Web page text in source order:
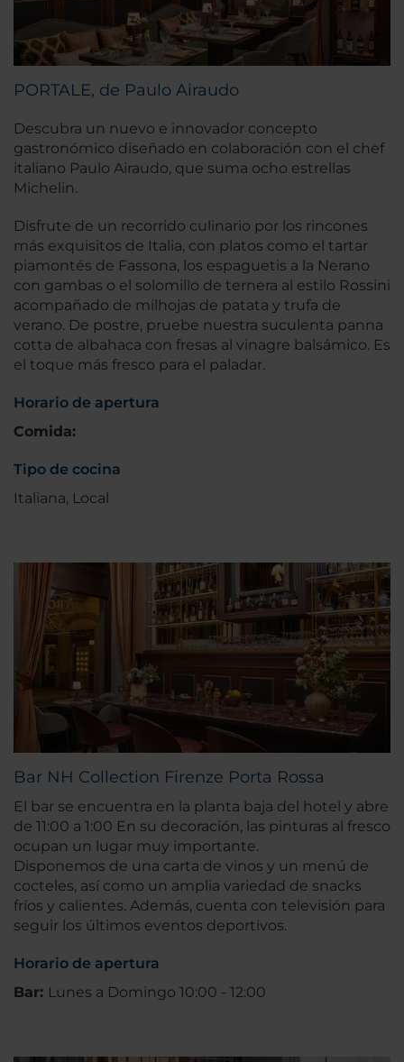
PORTALE, de Paulo Airaudo
Descubra un nuevo e innovador concepto
gastronómico diseñado en colaboración con el chef
italiano Paulo Airaudo, que suma ocho estrellas
Michelin.
Disfrute de un recorrido culinario por los rincones
más exquisitos de Italia, con platos como el tartar
piamontés de Fassona, los espaguetis a la Nerano
con gambas o el solomillo de ternera al estilo Rossini
acompañado de milhojas de patata y trufa de
verano. De postre, pruebe nuestra suculenta panna
cotta de albahaca con fresas al vinagre balsámico. Es
el toque más fresco para el paladar.
Horario de apertura
Comida:
Tipo de cocina
Italiana, Local
Bar NH Collection Firenze Porta Rossa
El bar se encuentra en la planta baja del hotel y abre
de 11:00 a 1:00 En su decoración, las pinturas al fresco
ocupan un lugar muy importante.
Disponemos de una carta de vinos y un menú de
cocteles, así como un amplia variedad de snacks
fríos y calientes. Además, cuenta con televisión para
seguir los últimos eventos deportivos.
Horario de apertura
Bar: Lunes a Domingo 10:00 - 12:00